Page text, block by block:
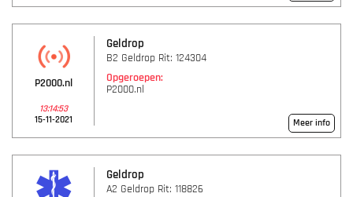
P2000.nl
13:14:53
15-11-2021
Geldrop
B2 Geldrop Rit: 124304
Opgeroepen:
P2000.nl
Meer info
Geldrop
A2 Geldrop Rit: 118826